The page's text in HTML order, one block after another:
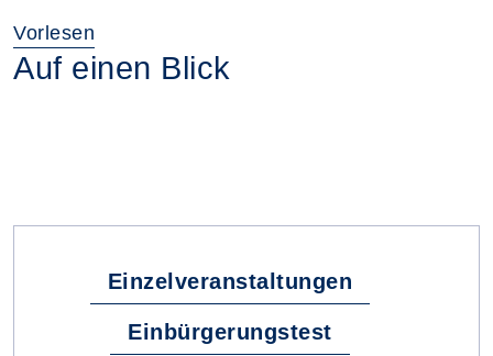
Vorlesen
Auf einen Blick
Einzelveranstaltungen
Einbürgerungstest